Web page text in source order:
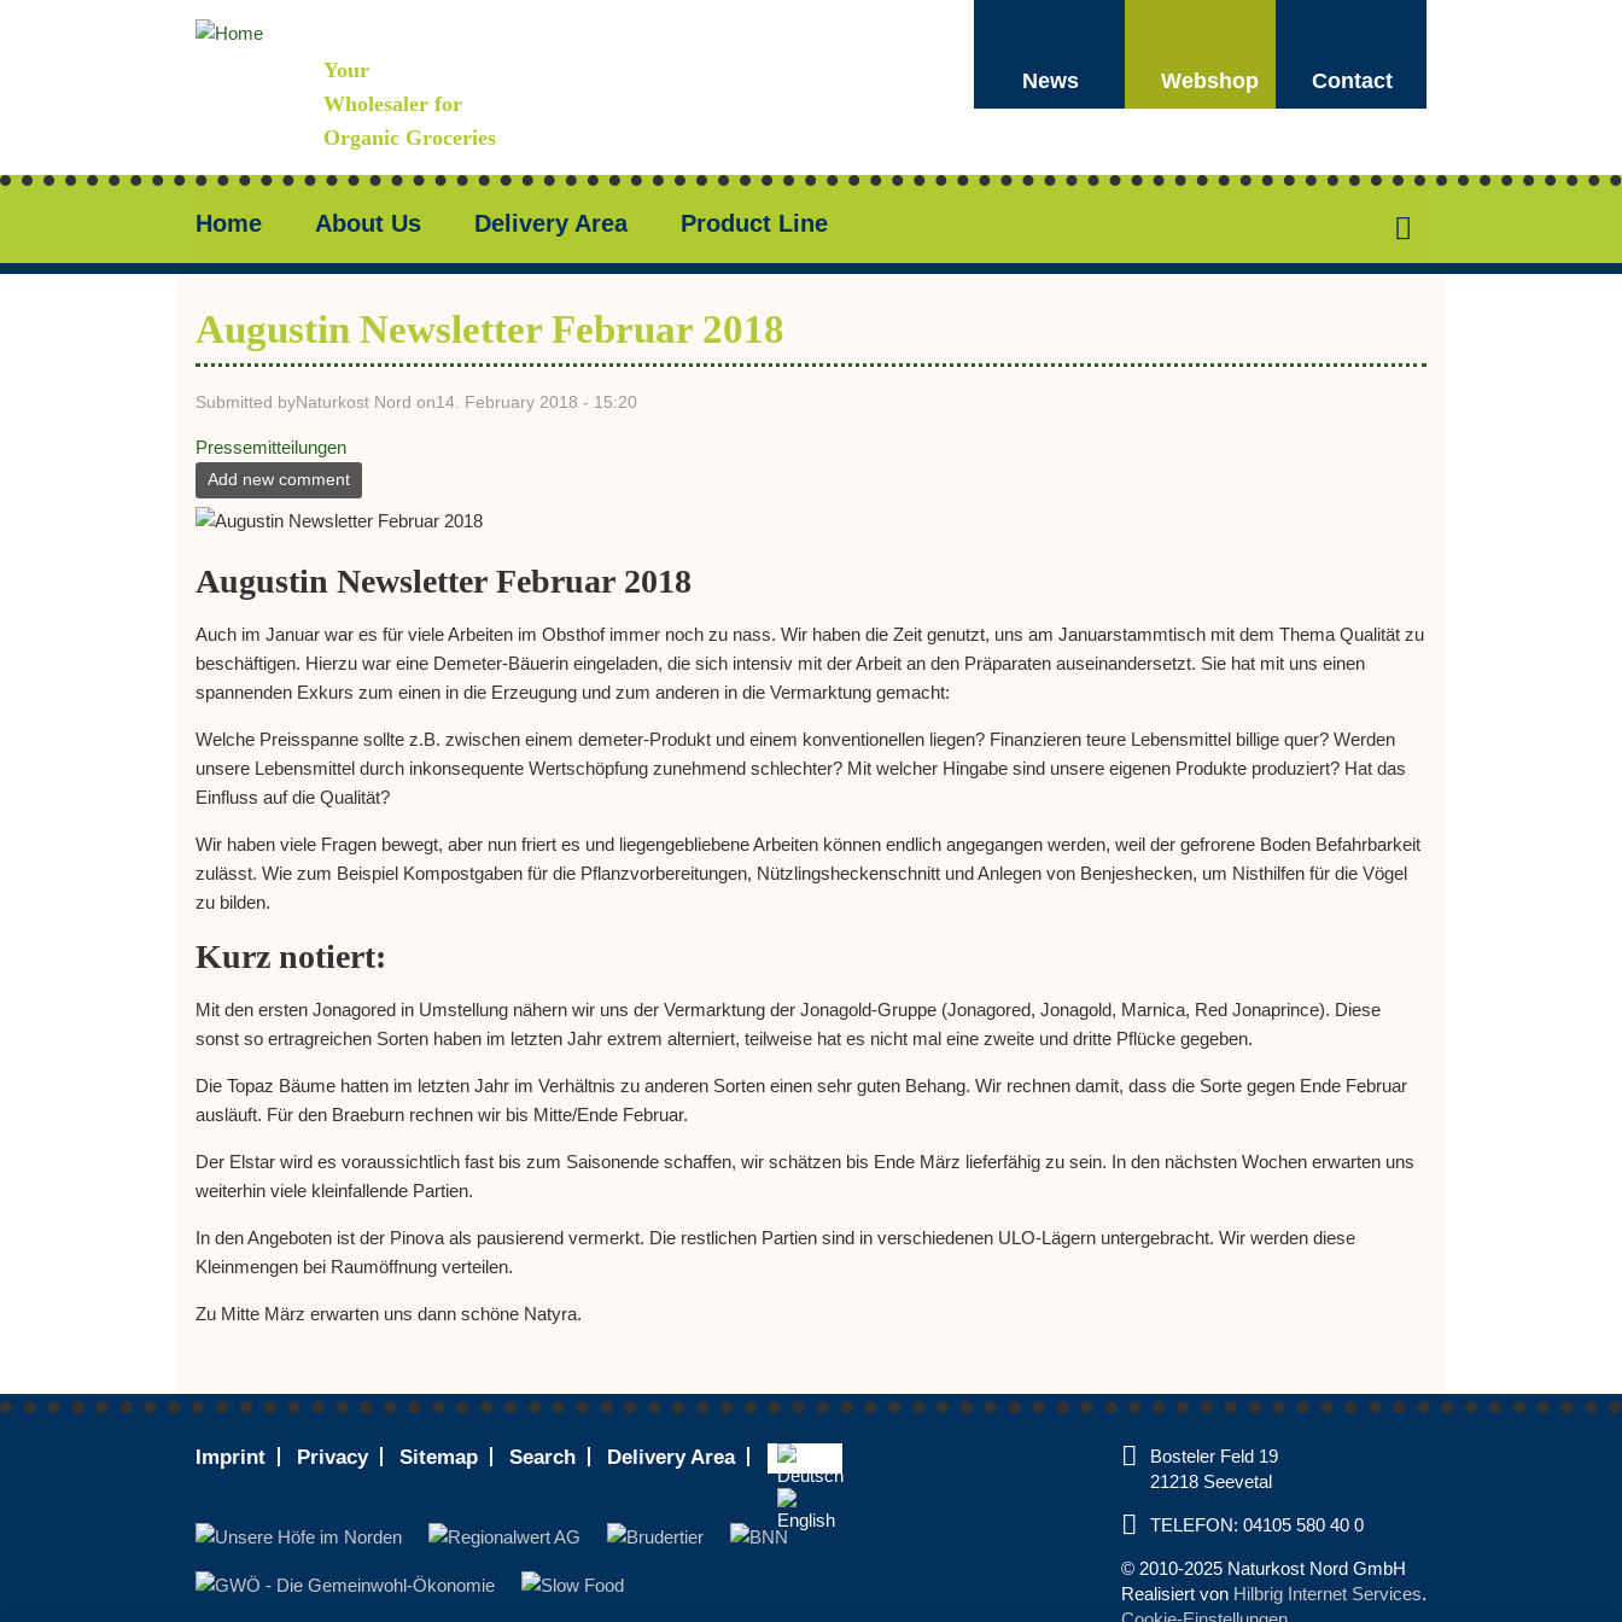
Navigation
-
News Webshop Contact
Your
Wholesaler for
Organic Groceries
links
-
ENGLISCH
Home About Us Delivery Area Product Line
Augustin Newsletter Februar 2018
Submitted byNaturkost Nord on14. February 2018 - 15:20
Pressemitteilungen
Add new comment
Augustin Newsletter Februar 2018
Auch im Januar war es für viele Arbeiten im Obsthof immer noch zu nass. Wir haben die Zeit genutzt, uns am Januarstammtisch mit dem Thema Qualität zu
beschäftigen. Hierzu war eine Demeter-Bäuerin eingeladen, die sich intensiv mit der Arbeit an den Präparaten auseinandersetzt. Sie hat mit uns einen
spannenden Exkurs zum einen in die Erzeugung und zum anderen in die Vermarktung gemacht:
Welche Preisspanne sollte z.B. zwischen einem demeter-Produkt und einem konventionellen liegen? Finanzieren teure Lebensmittel billige quer? Werden
unsere Lebensmittel durch inkonsequente Wertschöpfung zunehmend schlechter? Mit welcher Hingabe sind unsere eigenen Produkte produziert? Hat das
Einfluss auf die Qualität?
Wir haben viele Fragen bewegt, aber nun friert es und liegengebliebene Arbeiten können endlich angegangen werden, weil der gefrorene Boden Befahrbarkeit
zulässt. Wie zum Beispiel Kompostgaben für die Pflanzvorbereitungen, Nützlingsheckenschnitt und Anlegen von Benjeshecken, um Nisthilfen für die Vögel
zu bilden.
Kurz notiert:
Mit den ersten Jonagored in Umstellung nähern wir uns der Vermarktung der Jonagold-Gruppe (Jonagored, Jonagold, Marnica, Red Jonaprince). Diese
sonst so ertragreichen Sorten haben im letzten Jahr extrem alterniert, teilweise hat es nicht mal eine zweite und dritte Pflücke gegeben.
Die Topaz Bäume hatten im letzten Jahr im Verhältnis zu anderen Sorten einen sehr guten Behang. Wir rechnen damit, dass die Sorte gegen Ende Februar
ausläuft. Für den Braeburn rechnen wir bis Mitte/Ende Februar.
Der Elstar wird es voraussichtlich fast bis zum Saisonende schaffen, wir schätzen bis Ende März lieferfähig zu sein. In den nächsten Wochen erwarten uns
weiterhin viele kleinfallende Partien.
In den Angeboten ist der Pinova als pausierend vermerkt. Die restlichen Partien sind in verschiedenen ULO-Lägern untergebracht. Wir werden diese
Kleinmengen bei Raumöffnung verteilen.
Zu Mitte März erwarten uns dann schöne Natyra.
Footer
Imprint Privacy Sitemap Search Delivery Area
Bosteler Feld 19
21218 Seevetal
TELEFON: 04105 580 40 0
© 2010-2025 Naturkost Nord GmbH
Realisiert von Hilbrig Internet Services.